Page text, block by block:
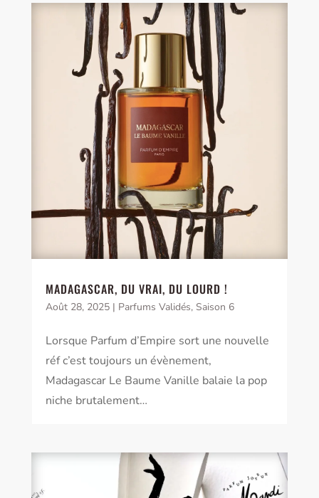
MADAGASCAR, DU VRAI, DU LOURD !
Août 28, 2025| Parfums Validés, Saison 6
Lorsque Parfum d’Empire sort une nouvelle
réf c’est toujours un évènement,
Madagascar Le Baume Vanille balaie la pop
niche brutalement…